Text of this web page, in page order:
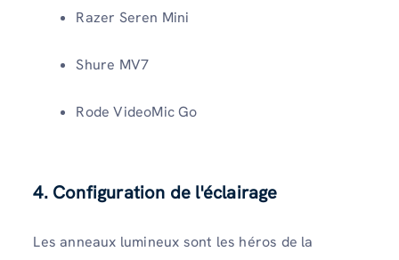
Razer Seren Mini
Shure MV7
Rode VideoMic Go
4. Configuration de l'éclairage
Les anneaux lumineux sont les héros de la